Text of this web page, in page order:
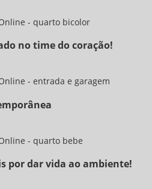
no time do coração!
por dar vida ao ambiente!